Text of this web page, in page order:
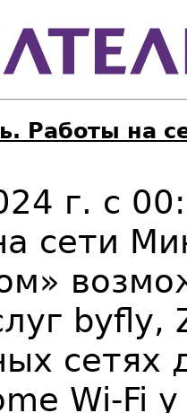
Работы на
г. с
сети
byfly,
сетях
Wi-Fi